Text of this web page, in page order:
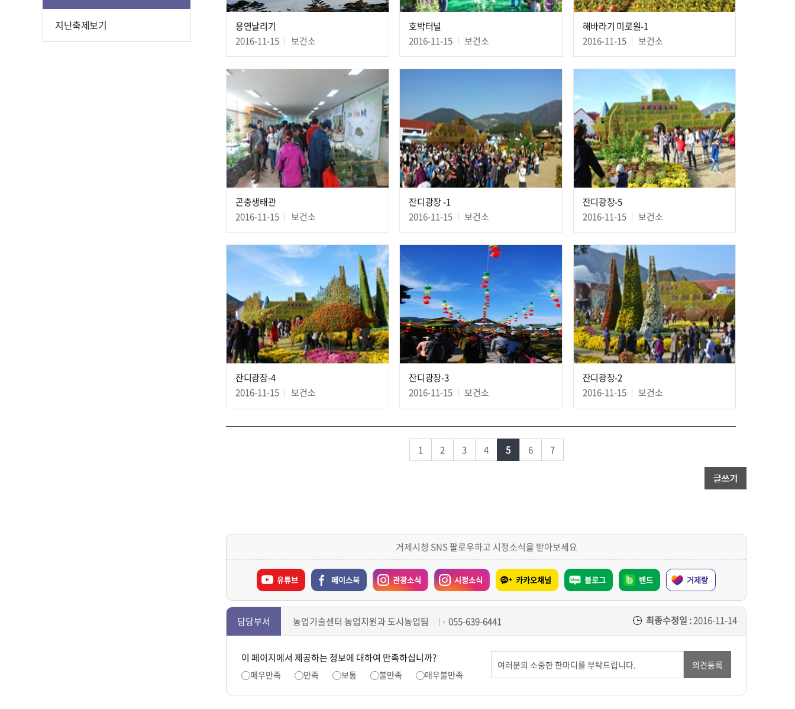
지난축제보기
용연날리기
2016-11-15
보건소
호박터널
2016-11-15
보건소
해바라기 미로원-1
2016-11-15
보건소
곤충생태관
2016-11-15
보건소
잔디광장 -1
2016-11-15
보건소
잔디광장-5
2016-11-15
보건소
잔디광장-4
2016-11-15
보건소
잔디광장-3
2016-11-15
보건소
잔디광장-2
2016-11-15
보건소
1 2 3 4 5 6 7
거제시청 SNS 팔로우하고 시정소식을 받아보세요
유튜브 페이스북 관광소식 시정소식 카카오채널 블로그 밴드 거제랑
담당부서 농업기술센터 농업지원과 도시농업팀 055-639-6441 최종수정일 :2016-11-14
이 페이지에서 제공하는 정보에 대하여 만족하십니까?
매우만족 만족 보통 불만족 매우불만족
의견등록